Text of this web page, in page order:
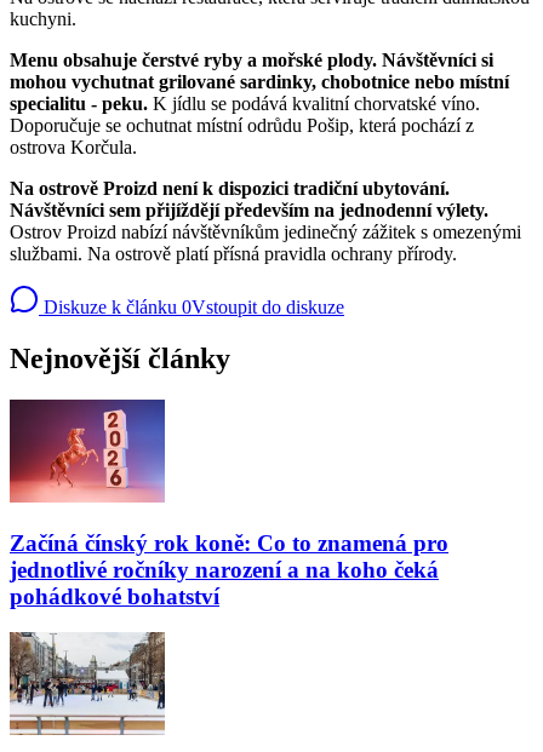
kuchyni.
Menu obsahuje čerstvé ryby a mořské plody. Návštěvníci si
mohou vychutnat grilované sardinky, chobotnice nebo místní
specialitu - peku. K jídlu se podává kvalitní chorvatské víno.
Doporučuje se ochutnat místní odrůdu Pošip, která pochází z
ostrova Korčula.
Na ostrově Proizd není k dispozici tradiční ubytování.
Návštěvníci sem přijíždějí především na jednodenní výlety.
Ostrov Proizd nabízí návštěvníkům jedinečný zážitek s omezenými
službami. Na ostrově platí přísná pravidla ochrany přírody.
Diskuze k článku 0Vstoupit do diskuze
Nejnovější články
Začíná čínský rok koně: Co to znamená pro
jednotlivé ročníky narození a na koho čeká
pohádkové bohatství